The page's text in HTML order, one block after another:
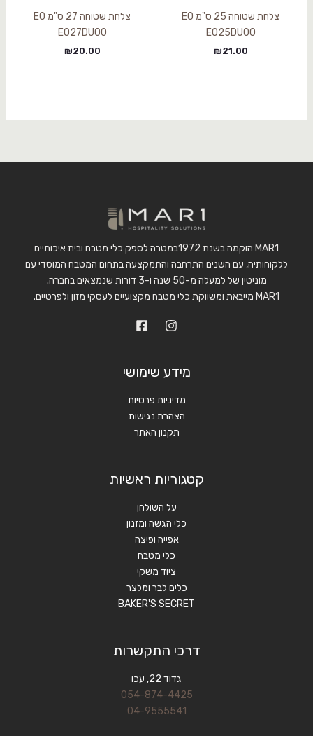
צלחת שטוחה 25 ס"מ EO
EO25DU00
₪21.00
צלחת שטוחה 27 ס"מ EO
EO27DU00
₪20.00
MAR1 הוקמה בשנת 1972במטרה לספק כלי מטבח ובית איכותיים
ללקוחותיה, עם השנים התרחבה והתמקצעה בתחום המטבח המוסדי עם
מוניטין של למעלה מ-50 שנה ו-3 דורות שנמצאים בחברה.
MAR1 מייבאת ומשווקת כלי מטבח מקצועיים לעסקי מזון ולפרטיים.
מידע שימושי
מדיניות פרטיות
הצהרת נגישות
תקנון האתר
קטגוריות ראשיות
על השולחן
כלי הגשה ומזנון
אפייה ופיצה
כלי מטבח
ציוד משקי
כלים לבר ומלצר
BAKER'S SECRET
דרכי התקשרות
גדוד 22, עכו
054-874-4425
04-9555541